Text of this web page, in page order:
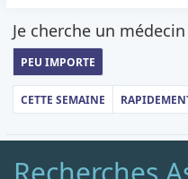
Je cherche un
PEU IMPORTE
CETTE SEMAINE